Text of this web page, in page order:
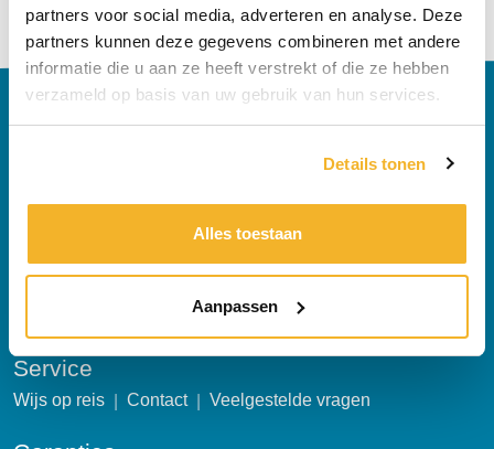
partners voor social media, adverteren en analyse. Deze
partners kunnen deze gegevens combineren met andere
informatie die u aan ze heeft verstrekt of die ze hebben
verzameld op basis van uw gebruik van hun services.
Details tonen
Alles toestaan
Aanpassen
Wilt u als eerste op de hoogte zijn van
aanbiedingen?
Aanmelden nieuwsbrief
TravelXL
Inspirations magazine
Service
Wijs op reis Contact Veelgestelde vragen